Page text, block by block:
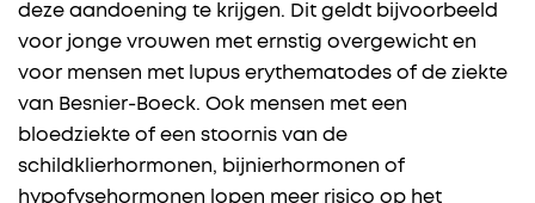
deze aandoening te krijgen. Dit geldt bijvoorbeeld
voor jonge vrouwen met ernstig overgewicht en
voor mensen met lupus erythematodes of de ziekte
van Besnier-Boeck. Ook mensen met een
bloedziekte of een stoornis van de
schildklierhormonen, bijnierhormonen of
hypofysehormonen lopen meer risico op het